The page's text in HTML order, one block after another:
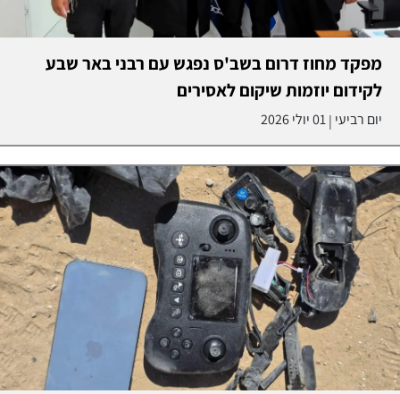
מפקד מחוז דרום בשב'ס נפגש עם רבני באר שבע
לקידום יוזמות שיקום לאסירים
יום רביעי |01 יולי 2026